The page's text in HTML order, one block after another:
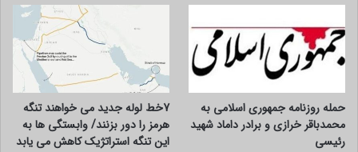
حمله روزنامه جمهوری اسلامی به
محمدباقر خرازی و برادر داماد شهید
رئیسی
7خط لوله جدید می خواهند تنگه
هرمز را دور بزنند/ وابستگی ها به
این تنگه استراتژیک کاهش می یابد